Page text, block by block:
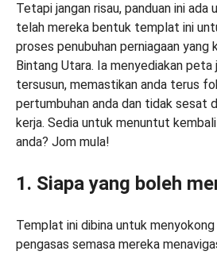
Tetapi jangan risau, panduan ini
telah mereka bentuk templat ini
proses penubuhan perniagaan yang
Bintang Utara. Ia menyediakan peta
tersusun, memastikan anda terus
pertumbuhan anda dan tidak sesat
kerja. Sedia untuk menuntut
anda? Jom mula!
1. Siapa yang boleh
Templat ini dibina untuk
pengasas semasa mereka